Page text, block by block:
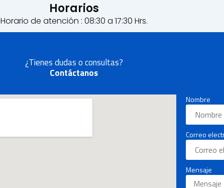
Horarios
Horario de atención : 08:30 a 17:30 Hrs.
¿Tienes dudas o consultas?
Contáctanos
Nombre
Correo
Mensaje